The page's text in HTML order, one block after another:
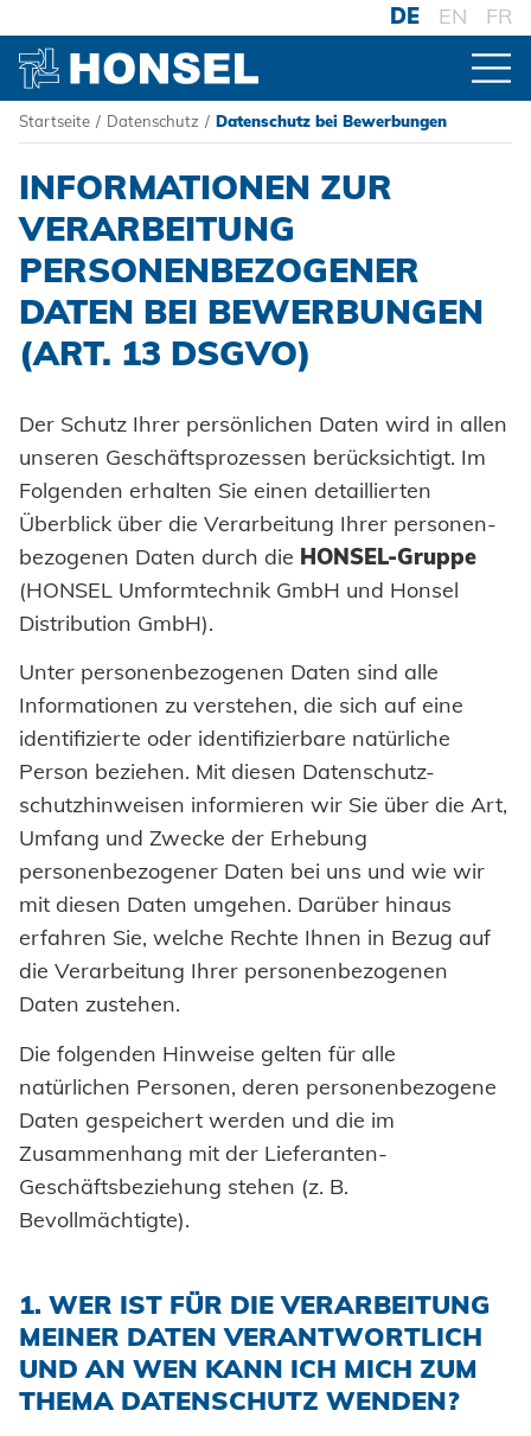
DE EN FR
PRODUKTE
ZUR PRODUKTÜBERSICHT
VERBINDER
Blindniete
Blindnietschrauben
Powertrain Fasteners
Einpresselemente
Stanzelemente
Achsenklemmen
Bolzen
Hülsen
Industrieniete
Sonderteile
VERARBEITUNG
Druckluftnietwerkzeuge
Handnietwerkzeuge
Automation
Prozessüberwachung
SYSTEME
Hochfest - Das System
PCF-System
HONSEL
HONSEL WELTWEIT
zur Übersicht
Honsel Distribution
Honsel Fastener Wuxi
Honsel France
Honsel Partner
HONSEL-GRUPPE
Historie
Menschen + Werte
Nachhaltigkeit
HONSEL THEMEN
zur Übersicht
Werkzeugwelt
Fachhandel
Automotive
KOMPETENZ
zur Übersicht
Entwicklung
Werkzeugbau
Kaltumformung
Weiterbearbeitung
Qualitätssicherung
SUPPLY CHAIN
Logistik
Lieferbereitschaft
KNOW-HOW
Innovation
Zulassungen
BRANCHENLÖSUNGEN
Powertrain
Anlagenbau
Fahrzeugbau
Maritim
Gebrauchsgüter
Maschinenbau
Erneuerbare Energien
Klimatechnik
SERVICE
SUPPORT
zur Übersicht
Beratung
Tipps & Tricks
Newsletter
WERKZEUG-SERVICE
Wartung und Reparatur
Instandhaltung Anlagen
DOWNLOADS
DOWNLOADS
Kataloge und Printmedien
Bildmaterial
CAD Downloads
Zertifikate und Dokumente
KARRIERE
KARRIERE @ HONSEL
Stellenangebote
Wir bilden aus
Berufe bei Honsel
KONTAKT
Suche
Ansprechpartner
Datenschutz
AGBs
Startseite / Datenschutz / Datenschutz bei Bewerbungen
INFORMATIONEN ZUR
VERARBEITUNG
PERSONENBEZOGENER
DATEN BEI BEWERBUNGEN
(ART. 13 DSGVO)
Der Schutz Ihrer persönlichen Daten wird in allen
unseren Geschäftsprozessen berücksichtigt. Im
Folgenden erhalten Sie einen detaillierten
Überblick über die Verarbeitung Ihrer personen-
bezogenen Daten durch die HONSEL-Gruppe
(HONSEL Umformtechnik GmbH und Honsel
Distribution GmbH).
Unter personenbezogenen Daten sind alle
Informationen zu verstehen, die sich auf eine
identifizierte oder identifizierbare natürliche
Person beziehen. Mit diesen Datenschutz-
schutzhinweisen informieren wir Sie über die Art,
Umfang und Zwecke der Erhebung
personenbezogener Daten bei uns und wie wir
mit diesen Daten umgehen. Darüber hinaus
erfahren Sie, welche Rechte Ihnen in Bezug auf
die Verarbeitung Ihrer personenbezogenen
Daten zustehen.
Die folgenden Hinweise gelten für alle
natürlichen Personen, deren personenbezogene
Daten gespeichert werden und die im
Zusammenhang mit der Lieferanten-
Geschäftsbeziehung stehen (z. B.
Bevollmächtigte).
1. WER IST FÜR DIE VERARBEITUNG
MEINER DATEN VERANTWORTLICH
UND AN WEN KANN ICH MICH ZUM
THEMA DATENSCHUTZ WENDEN?